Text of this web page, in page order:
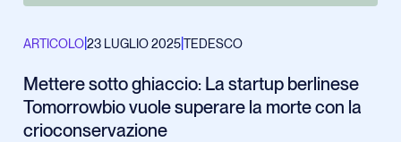
ARTICOLO|23 LUGLIO 2025|TEDESCO
Mettere sotto ghiaccio: La startup berlinese
Tomorrowbio vuole superare la morte con la
crioconservazione